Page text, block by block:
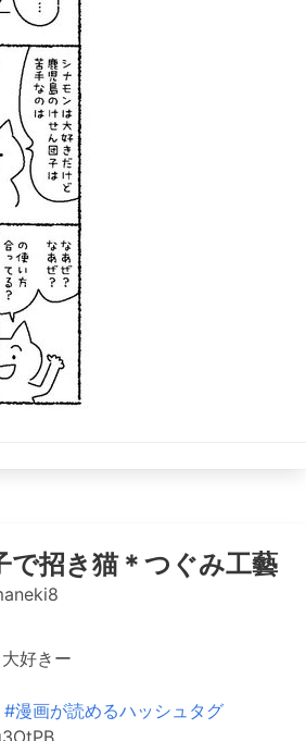
で招き猫＊つぐみ工藝
好きー
#漫画が読めるハッシュタグ